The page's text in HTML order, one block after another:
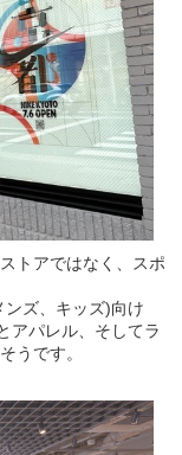
トアではなく、スポ
ズ、キッズ)向け
アパレル、そしてラ
うです。